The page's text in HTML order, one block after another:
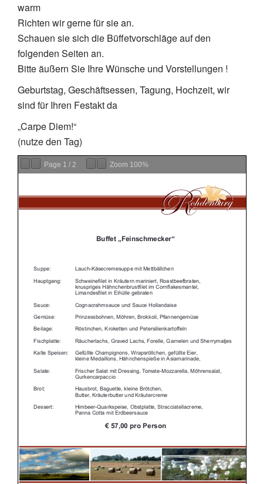
warm
Richten wir gerne für sie an.
Schauen sie sich die Büffetvorschläge auf den
folgenden Seiten an.
Bitte äußern Sie Ihre Wünsche und Vorstellungen !
Geburtstag, Geschäftsessen, Tagung, Hochzeit, wir
sind für Ihren Festakt da
„Carpe Diem!“
(nutze den Tag)
Page 1 / 2 Zoom 100%